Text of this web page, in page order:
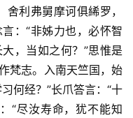
利弗舅摩诃俱絺罗，
：“非姊力也，必怀智
，当如之何？”思惟是
梵志。入南天竺国，始
何经？”长爪答言：“十
“尽汝寿命，犹不能知